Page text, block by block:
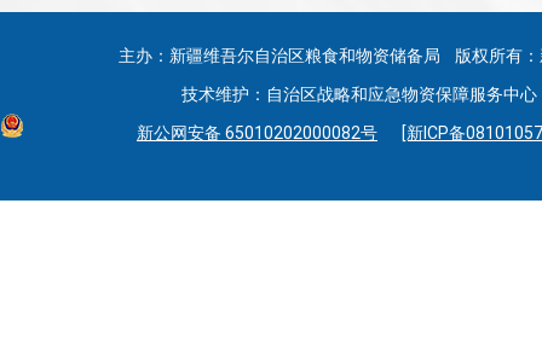
主办：新疆维吾尔自治区粮食和物资储备局 版权所有
技术维护：自治区战略和应急物资保障服务中
新公网安备 65010202000082号
[新ICP备